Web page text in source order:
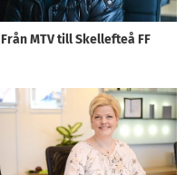
Från MTV till Skellefteå FF